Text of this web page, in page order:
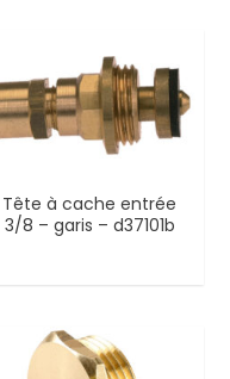
Tête à cache entrée
3/8 – garis – d37101b